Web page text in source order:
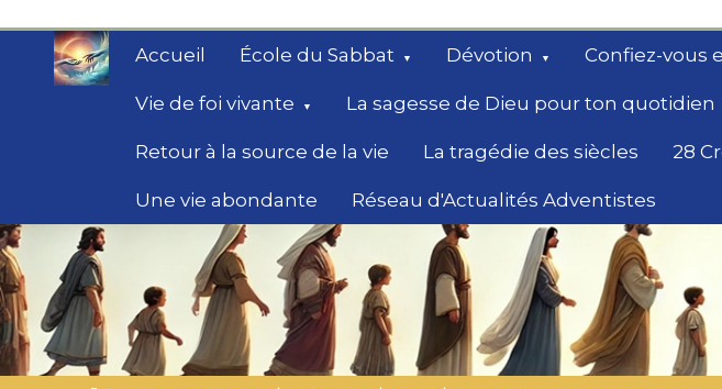
contenu
Accueil École du Sabbat Dévotion Confiez-vous
Vie de foi vivante La sagesse de Dieu pour ton quotidien
Retour à la source de la vie La tragédie des siècles 28
Une vie abondante Réseau d'Actualités Adventistes
Secrets de la Bible
Des éclairages bibliques pour ceux qui cherchent un
chemin